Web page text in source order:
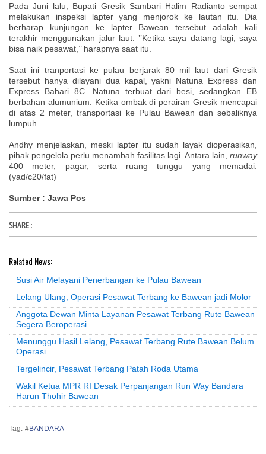
Pada Juni lalu, Bupati Gresik Sambari Halim Radianto sempat
melakukan inspeksi lapter yang menjorok ke lautan itu. Dia
berharap kunjungan ke lapter Bawean tersebut adalah kali
terakhir menggunakan jalur laut. ’’Ketika saya datang lagi, saya
bisa naik pesawat,’’ harapnya saat itu.
Saat ini tranportasi ke pulau berjarak 80 mil laut dari Gresik
tersebut hanya dilayani dua kapal, yakni Natuna Express dan
Express Bahari 8C. Natuna terbuat dari besi, sedangkan EB
berbahan alumunium. Ketika ombak di perairan Gresik mencapai
di atas 2 meter, transportasi ke Pulau Bawean dan sebaliknya
lumpuh.
Andhy menjelaskan, meski lapter itu sudah layak dioperasikan,
pihak pengelola perlu menambah fasilitas lagi. Antara lain, runway
400 meter, pagar, serta ruang tunggu yang memadai.
(yad/c20/fat)
Sumber : Jawa Pos
SHARE :
Related News:
Susi Air Melayani Penerbangan ke Pulau Bawean
Lelang Ulang, Operasi Pesawat Terbang ke Bawean jadi Molor
Anggota Dewan Minta Layanan Pesawat Terbang Rute Bawean
Segera Beroperasi
Menunggu Hasil Lelang, Pesawat Terbang Rute Bawean Belum
Operasi
Tergelincir, Pesawat Terbang Patah Roda Utama
Wakil Ketua MPR RI Desak Perpanjangan Run Way Bandara
Harun Thohir Bawean
Tag: #BANDARA